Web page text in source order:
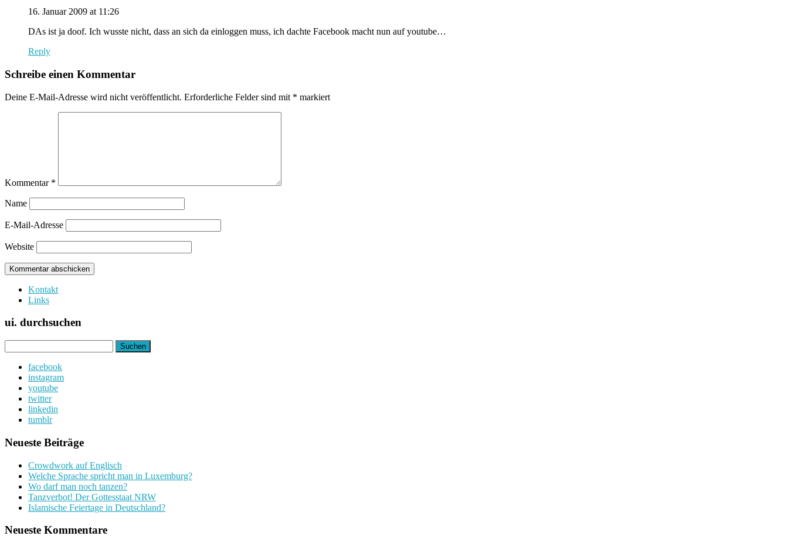
16. Januar 2009 at 11:26
DAs ist ja doof. Ich wusste nicht, dass an sich da einloggen muss, ich dachte Facebook macht nun auf youtube…
Reply
Schreibe einen Kommentar
Deine E-Mail-Adresse wird nicht veröffentlicht. Erforderliche Felder sind mit * markiert
Kommentar *
Name
E-Mail-Adresse
Website
Kontakt
Links
ui. durchsuchen
nach:
facebook
instagram
youtube
twitter
linkedin
tumblr
Neueste Beiträge
Crowdwork auf Englisch
Welche Sprache spricht man in Luxemburg?
Wo darf man noch tanzen?
Tanzverbot! Der Gottesstaat NRW
Islamische Feiertage in Deutschland?
Neueste Kommentare